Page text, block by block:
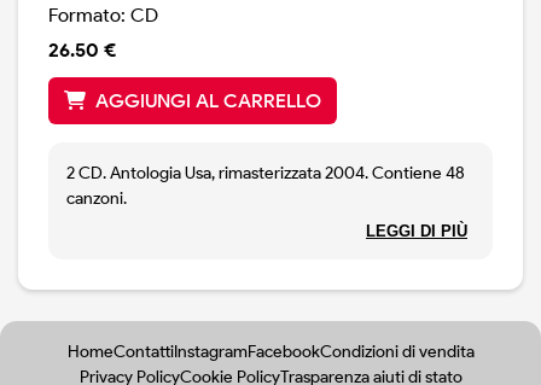
Formato: CD
26.50 €
AGGIUNGI AL CARRELLO
2 CD. Antologia Usa, rimasterizzata 2004. Contiene 48
canzoni.
Tutti i classici, alcune rarità e quattro brani cantati
etc.
LEGGI DI PIÙ
HomeContattiInstagramFacebookCondizioni di vendita
Privacy PolicyCookie PolicyTrasparenza aiuti di stato